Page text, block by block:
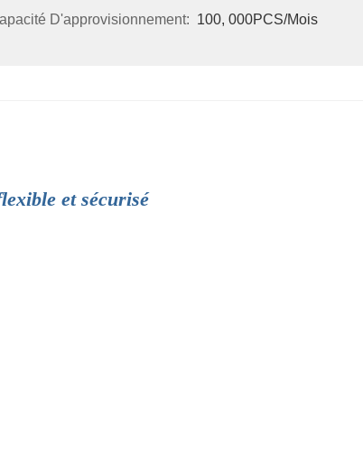
D'approvisionnement: 100, 000PCS/mois
et sécurisé